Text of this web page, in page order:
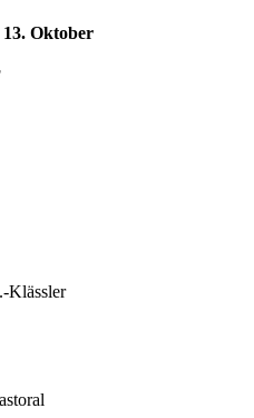
13. Oktober
Klässler